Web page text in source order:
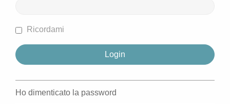
Ricordami
Ho dimenticato la password